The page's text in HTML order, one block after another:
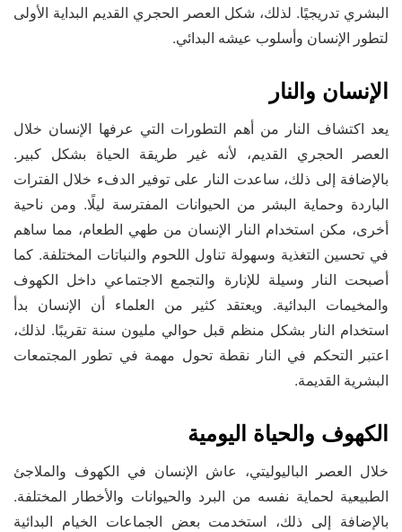
البشري تدريجيًا. لذلك، شكل العصر الحجري القديم البداية الأولى
لتطور الإنسان وأسلوب عيشه البدائي.
الإنسان والنار
يعد اكتشاف النار من أهم التطورات التي عرفها الإنسان خلال
العصر الحجري القديم، لأنه غير طريقة الحياة بشكل كبير.
بالإضافة إلى ذلك، ساعدت النار على توفير الدفء خلال الفترات
الباردة وحماية البشر من الحيوانات المفترسة ليلًا. ومن ناحية
أخرى، مكن استخدام النار الإنسان من طهي الطعام، مما ساهم
في تحسين التغذية وسهولة تناول اللحوم والنباتات المختلفة. كما
أصبحت النار وسيلة للإنارة والتجمع الاجتماعي داخل الكهوف
والمخيمات البدائية. ويعتقد كثير من العلماء أن الإنسان بدأ
استخدام النار بشكل منظم قبل حوالي مليون سنة تقريبًا. لذلك،
اعتبر التحكم في النار نقطة تحول مهمة في تطور المجتمعات
البشرية القديمة.
الكهوف والحياة اليومية
خلال العصر الباليوليتي، عاش الإنسان في الكهوف والملاجئ
الطبيعية لحماية نفسه من البرد والحيوانات والأخطار المختلفة.
بالإضافة إلى ذلك، استخدمت بعض الجماعات الخيام البدائية